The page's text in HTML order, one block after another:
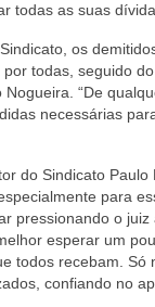
todas as suas
os
todas, seguido
Nogueira. “De
necessárias
do Sindicato
para
pressionando o
esperar um
todos recebam.
confiando no